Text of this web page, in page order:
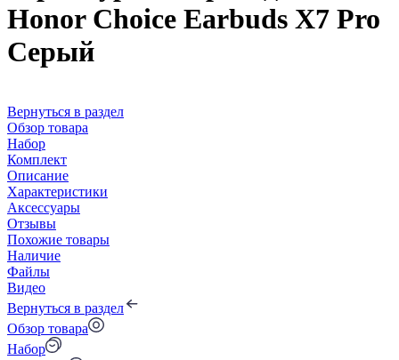
Honor Choice Earbuds X7 Pro
Серый
Вернуться в раздел
Обзор товара
Набор
Комплект
Описание
Характеристики
Аксессуары
Отзывы
Похожие товары
Наличие
Файлы
Видео
Вернуться в раздел
Обзор товара
Набор